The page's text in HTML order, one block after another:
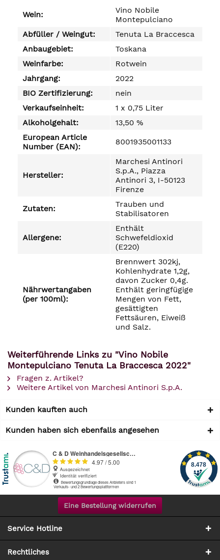
Wein:
Vino Nobile
Montepulciano
Abfüller / Weingut:
Tenuta La Braccesca
Anbaugebiet:
Toskana
Weinfarbe:
Rotwein
Jahrgang:
2022
BIO Zertifizierung:
nein
Verkaufseinheit:
1 x 0,75 Liter
Alkoholgehalt:
13,50 %
European Article
Number (EAN):
8001935001133
Hersteller:
Marchesi Antinori
S.p.A., Piazza
Antinori 3, I-50123
Firenze
Zutaten:
Trauben und
Stabilisatoren
Allergene:
Enthält
Schwefeldioxid
(E220)
Nährwertangaben
(per 100ml):
Brennwert 302kj,
Kohlenhydrate 1,2g,
davon Zucker 0,4g.
Enthält geringfügige
Mengen von Fett,
gesättigten
Fettsäuren, Eiweiß
und Salz.
Weiterführende Links zu "Vino Nobile
Montepulciano Tenuta La Braccesca 2022"
Fragen z. Artikel?
Weitere Artikel von Marchesi Antinori S.p.A.
Kunden kauften auch
Kunden haben sich ebenfalls angesehen
Eine Bestellung widerrufen
Service Hotline
Rechtliches